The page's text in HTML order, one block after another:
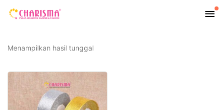
Menampilkan hasil tunggal